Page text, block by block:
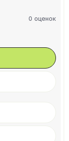
0 оценок